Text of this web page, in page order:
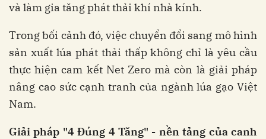
và làm gia tăng phát thải khí nhà kính.
Trong bối cảnh đó, việc chuyển đổi sang mô hình
sản xuất lúa phát thải thấp không chỉ là yêu cầu
thực hiện cam kết Net Zero mà còn là giải pháp
nâng cao sức cạnh tranh của ngành lúa gạo Việt
Nam.
Giải pháp "4Đúng 4Tăng" - nền tảng của canh